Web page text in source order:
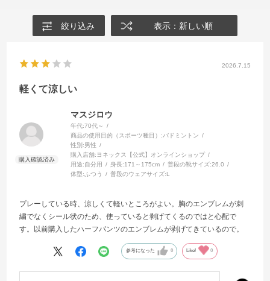
絞り込み 表示：新しい順
2026.7.15
軽くて涼しい
マスジロウ
年代:70代～
商品の使用目的（スポーツ種目）:バドミントン
性別:男性
購入店舗: ヨネックス【公式】オンラインショップ
用途:自分用 身長:171～175cm 普段の靴サイズ:26.0
体型: ふつう 普段のウェアサイズ:L
プレーしている時、涼しくて軽いところがよい。胸のエンブレムが刺
繍でなくシール状のため、使っていると剥げてくるのではと心配で
す。以前購入したハーフパンツのエンブレムが剥げてきているので。
参考になった 0 Like! 0